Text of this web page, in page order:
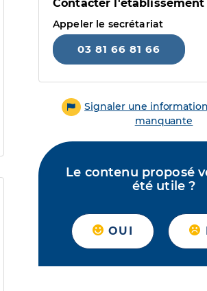
Contacter l'établissement
Appeler le secrétariat
03 81 66 81 66
Signaler une
manquante
Le contenu proposé
été utile ?
OUI